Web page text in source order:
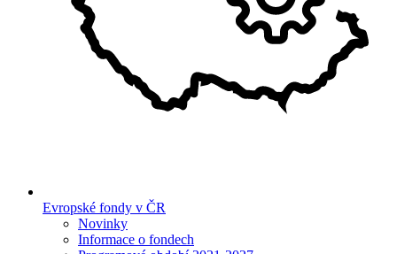
Evropské fondy v ČR
Novinky
Informace o fondech